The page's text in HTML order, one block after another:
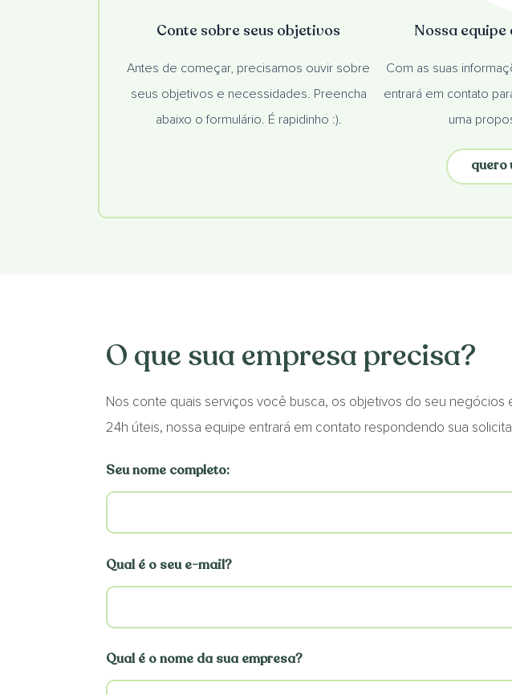
Conte sobre seus objetivos
Antes de começar, precisamos ouvir sobre
seus objetivos e necessidades. Preencha
abaixo o formulário. É rapidinho :).
Nossa
Com as suas
entrará em contato
uma
quero
O que sua empresa precisa?
Nos conte quais serviços você busca, os objetivos do seu
24h úteis, nossa equipe entrará em contato respondendo sua
Seu nome completo:
Qual é o seu e-mail?
Qual é o nome da sua empresa?